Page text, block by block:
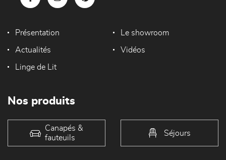
Présentation Le showroom
Actualités Vidéos
Linge de Lit
Nos produits
Canapés &
fauteuils
Séjours